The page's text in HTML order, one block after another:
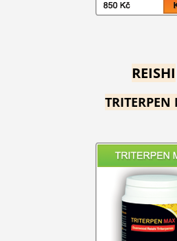
REISHI
TRITERPEN